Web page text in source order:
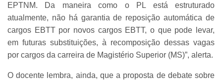
EPTNM. Da maneira como o PL está estruturado
atualmente, não há garantia de reposição automática de
cargos EBTT por novos cargos EBTT, o que pode levar,
em futuras substituições, à recomposição dessas vagas
por cargos da carreira de Magistério Superior (MS)”, alerta.
O docente lembra, ainda, que a proposta de debate sobre